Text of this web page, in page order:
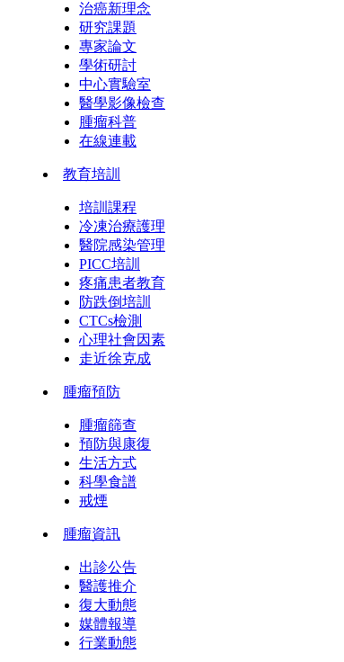
治癌新理念
研究課題
專家論文
學術研討
中心實驗室
醫學影像檢查
腫瘤科普
在線連載
教育培訓
培訓課程
冷凍治療護理
醫院感染管理
PICC培訓
疼痛患者教育
防跌倒培訓
CTCs檢測
心理社會因素
走近徐克成
腫瘤預防
腫瘤篩查
預防與康復
生活方式
科學食譜
戒煙
腫瘤資訊
出診公告
醫護推介
復大動態
媒體報導
行業動態